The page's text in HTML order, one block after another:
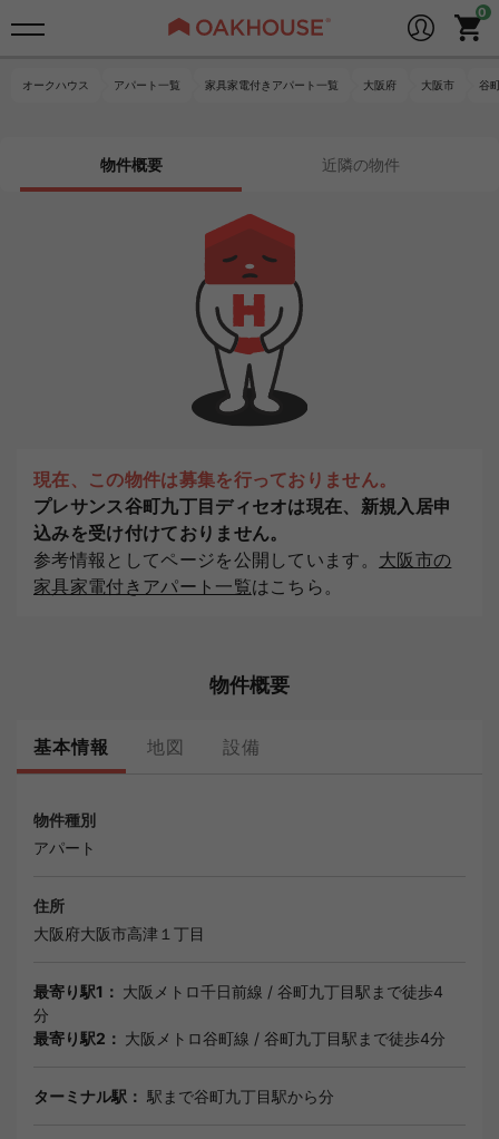
オークハウス アパート一覧 家具家電付きアパート一覧 大阪府 大阪市 谷
物件概要 近隣の物件
現在、この物件は募集を行っておりません。
プレサンス谷町九丁目ディセオは現在、新規入居申
込みを受け付けておりません。
参考情報としてページを公開しています。 大阪市の
家具家電付きアパート一覧はこちら。
物件概要
基本情報 地図 設備
物件種別
アパート
住所
大阪府大阪市高津１丁目
最寄り駅1： 大阪メトロ千日前線 / 谷町九丁目駅 まで徒歩4
分
最寄り駅2： 大阪メトロ谷町線 / 谷町九丁目駅 まで徒歩4分
ターミナル駅： 駅まで谷町九丁目駅から分